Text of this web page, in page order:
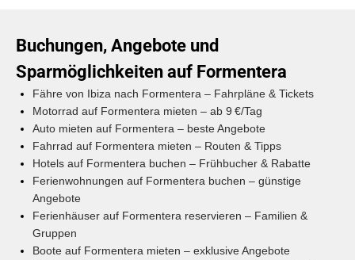
Buchungen, Angebote und
Sparmöglichkeiten auf Formentera
Fähre von Ibiza nach Formentera – Fahrpläne & Tickets
Motorrad auf Formentera mieten – ab 9 €/Tag
Auto mieten auf Formentera – beste Angebote
Fahrrad auf Formentera mieten – Routen & Tipps
Hotels auf Formentera buchen – Frühbucher & Rabatte
Ferienwohnungen auf Formentera buchen – günstige
Angebote
Ferienhäuser auf Formentera reservieren – Familien &
Gruppen
Boote auf Formentera mieten – exklusive Angebote